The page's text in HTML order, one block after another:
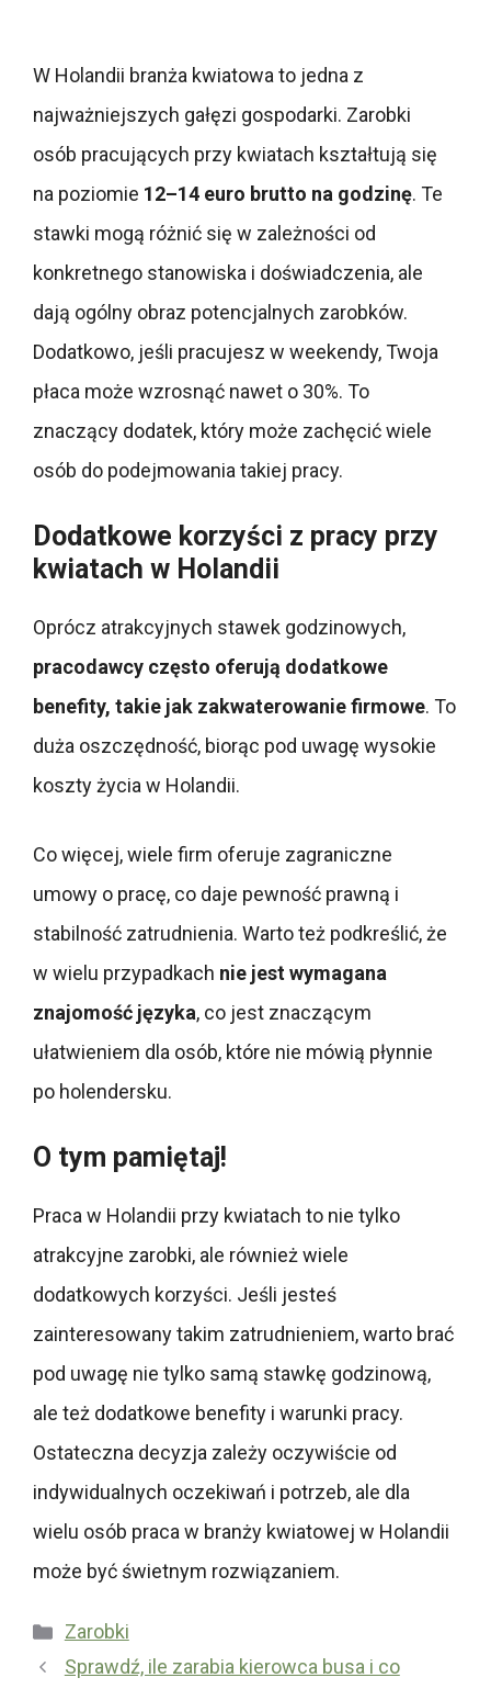
W Holandii branża kwiatowa to jedna z
najważniejszych gałęzi gospodarki. Zarobki
osób pracujących przy kwiatach kształtują się
na poziomie 12–14 euro brutto na godzinę. Te
stawki mogą różnić się w zależności od
konkretnego stanowiska i doświadczenia, ale
dają ogólny obraz potencjalnych zarobków.
Dodatkowo, jeśli pracujesz w weekendy, Twoja
płaca może wzrosnąć nawet o 30%. To
znaczący dodatek, który może zachęcić wiele
osób do podejmowania takiej pracy.
Dodatkowe korzyści z pracy przy
kwiatach w Holandii
Oprócz atrakcyjnych stawek godzinowych,
pracodawcy często oferują dodatkowe
benefity, takie jak zakwaterowanie firmowe. To
duża oszczędność, biorąc pod uwagę wysokie
koszty życia w Holandii.
Co więcej, wiele firm oferuje zagraniczne
umowy o pracę, co daje pewność prawną i
stabilność zatrudnienia. Warto też podkreślić, że
w wielu przypadkach nie jest wymagana
znajomość języka, co jest znaczącym
ułatwieniem dla osób, które nie mówią płynnie
po holendersku.
O tym pamiętaj!
Praca w Holandii przy kwiatach to nie tylko
atrakcyjne zarobki, ale również wiele
dodatkowych korzyści. Jeśli jesteś
zainteresowany takim zatrudnieniem, warto brać
pod uwagę nie tylko samą stawkę godzinową,
ale też dodatkowe benefity i warunki pracy.
Ostateczna decyzja zależy oczywiście od
indywidualnych oczekiwań i potrzeb, ale dla
wielu osób praca w branży kwiatowej w Holandii
może być świetnym rozwiązaniem.
Kategorie
Zarobki
Sprawdź, ile zarabia kierowca busa i co